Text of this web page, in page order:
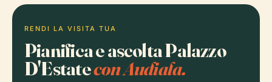
RENDI LA VISITA TUA
Pianifica e ascolta Palazzo
D'Estatecon Audiala.